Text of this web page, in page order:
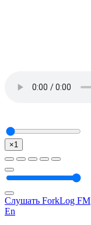
×1
Слушать ForkLog FM
En